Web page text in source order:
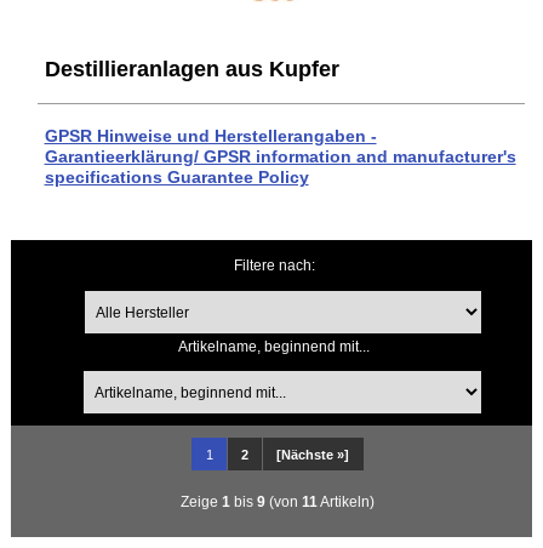
Destillieranlagen aus Kupfer
GPSR Hinweise und Herstellerangaben -
Garantieerklärung/ GPSR information and manufacturer's
specifications Guarantee Policy
Filtere nach:
Artikelname, beginnend mit...
1 2 [Nächste »]
Zeige 1 bis 9 (von 11 Artikeln)